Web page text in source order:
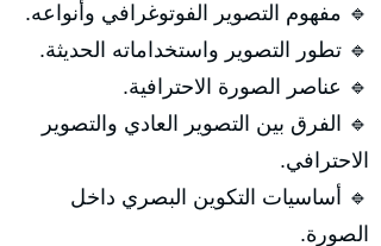
🔹 مفهوم التصوير الفوتوغرافي وأنواعه.
🔹 تطور التصوير واستخداماته الحديثة.
🔹 عناصر الصورة الاحترافية.
🔹 الفرق بين التصوير العادي والتصوير
الاحترافي.
🔹 أساسيات التكوين البصري داخل
الصورة.